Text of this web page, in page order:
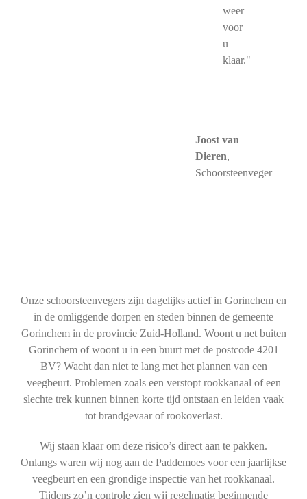
weer
voor
u
klaar."
Joost van
Dieren,
Schoorsteenveger
Onze schoorsteenvegers zijn dagelijks actief in Gorinchem en
in de omliggende dorpen en steden binnen de gemeente
Gorinchem in de provincie Zuid-Holland. Woont u net buiten
Gorinchem of woont u in een buurt met de postcode 4201
BV? Wacht dan niet te lang met het plannen van een
veegbeurt. Problemen zoals een verstopt rookkanaal of een
slechte trek kunnen binnen korte tijd ontstaan en leiden vaak
tot brandgevaar of rookoverlast.
Wij staan klaar om deze risico’s direct aan te pakken.
Onlangs waren wij nog aan de Paddemoes voor een jaarlijkse
veegbeurt en een grondige inspectie van het rookkanaal.
Tijdens zo’n controle zien wij regelmatig beginnende